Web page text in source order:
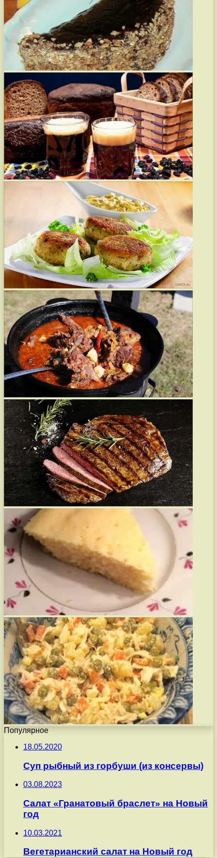
Популярное
18.05.2020
Суп рыбный из горбуши (из консервы)
03.08.2023
Салат «Гранатовый браслет» на Новый
год
10.03.2021
Вегетарианский салат на Новый год